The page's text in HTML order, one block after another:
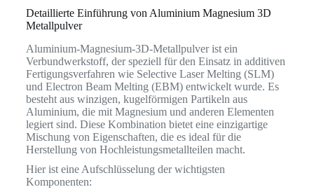
Detaillierte Einführung von Aluminium Magnesium 3D
Metallpulver
Aluminium-Magnesium-3D-Metallpulver ist ein
Verbundwerkstoff, der speziell für den Einsatz in additiven
Fertigungsverfahren wie Selective Laser Melting (SLM)
und Electron Beam Melting (EBM) entwickelt wurde. Es
besteht aus winzigen, kugelförmigen Partikeln aus
Aluminium, die mit Magnesium und anderen Elementen
legiert sind. Diese Kombination bietet eine einzigartige
Mischung von Eigenschaften, die es ideal für die
Herstellung von Hochleistungsmetallteilen macht.
Hier ist eine Aufschlüsselung der wichtigsten
Komponenten: